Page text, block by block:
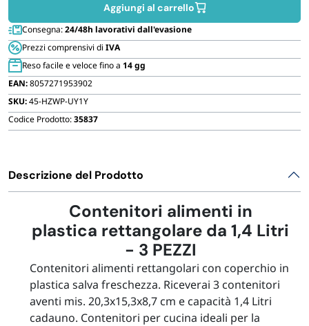
AVVOLGENTI E CONTENITORI ALIMENTARI
PET
PARTY
BIODEGRADABILE
per
cucina
da
1,4
Litri
quantità
Aggiungi al carrello
Consegna:24/48h lavorativi dall'evasione
Prezzi comprensivi di IVA
Reso facile e veloce fino a 14 gg
EAN:8057271953902
SKU:45-HZWP-UY1Y
Codice Prodotto:35837
Descrizione del Prodotto
Contenitori alimenti in
plastica rettangolare da 1,4 Litri
- 3 PEZZI
Contenitori alimenti rettangolari con coperchio in
plastica salva freschezza. Riceverai 3 contenitori
aventi mis. 20,3x15,3x8,7 cm e capacità 1,4 Litri
cadauno. Contenitori per cucina ideali per la